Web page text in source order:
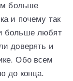
больше
и почему так
больше любят
доверять и
Обо всем
до конца.